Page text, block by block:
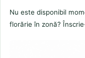
Nu este disponibil
florărie în zonă?